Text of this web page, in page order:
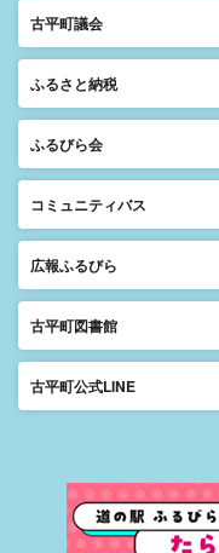
古平町議会
ふるさと納税
ふるびら会
コミュニティバス
広報ふるびら
古平町図書館
古平町公式LINE